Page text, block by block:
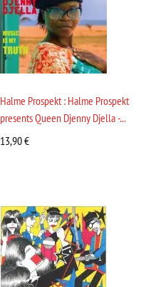
Halme Prospekt : Halme Prospekt
presents Queen Djenny Djella -...
13,90€